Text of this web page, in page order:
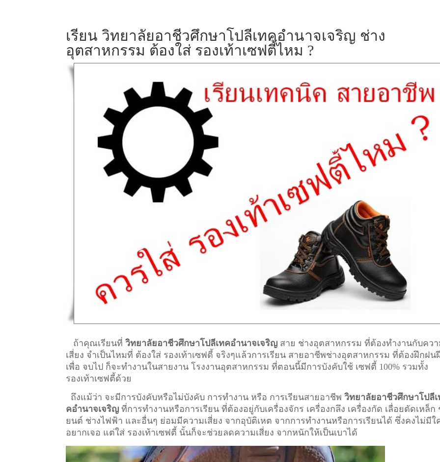
เรียน วิทยาลัยอาชีวศึกษาโปลีเทคอำนาจเจริญ ช่าง
อุตสาหกรรม ต้องใส่ รองเท้าเซฟตี้ไหม ?
ถ้าคุณเรียนที่วิทยาลัยอาชีวศึกษาโปลีเทคอำนาจเจริญ สาย ช่างอุตสาหกรรม ที่ต้องทำงานกับคว
เสี่ยง จำเป็นไหมที่ ต้องใส่ รองเท้าเซฟตี้ จริงๆแล้วการเรียน สายอาชีพช่างอุตสาหกรรมที่ต้องฝึกฝน
เพื่อ จบไป ก็จะทำงานในสายงาน โรงงานอุตสาหกรรม ที่ตอนนี้มีการบังคับใช้ เซฟตี้ 100% รวมทั้ง
รองเท้าเซฟตี้ด้วย
ถึงแม้ว่า จะมีการบังคับหรือไม่บังคับ การทำงาน หรือ การเรียนสายอาชีพวิทยาลัยอาชีวศึกษาโปลี
คอำนาจเจริญ ที่การทำงานหรือการเรียน ที่ต้องอยู่กับเครื่องจักร เครื่องกลึง เครื่องกัด เลื่อยตัดเหล็ก
ยนต์ ช่างไฟฟ้า และอื่นๆ ย่อมมีความเสี่ยง จากอุบัติเหต จากการทำงานหรือการเรียนได้ ซึ่งคงไม่มีใ
อยากเจอ แต่ใส่ รองเท้าเซฟตี้ นั้นก็จะช่วยลดความเสี่ยง จากหนักให้เป็นเบาได้